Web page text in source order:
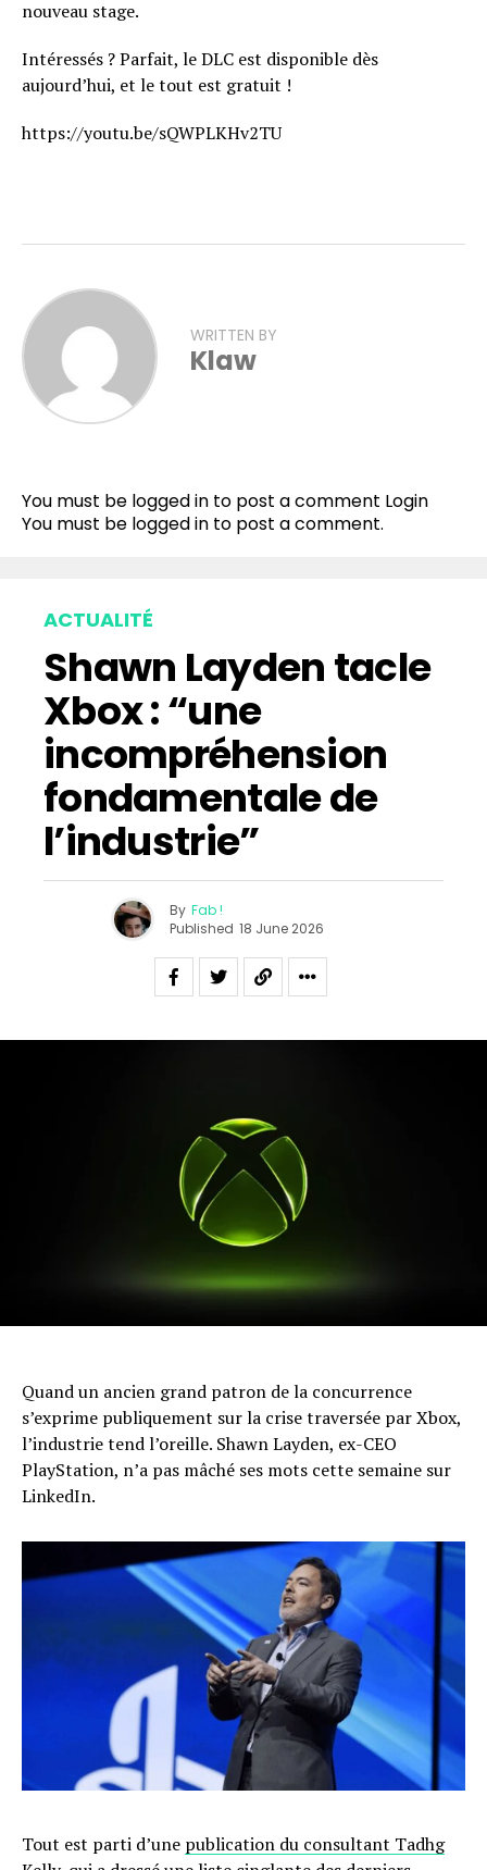
nouveau stage.
Intéressés ? Parfait, le DLC est disponible dès
aujourd’hui, et le tout est gratuit !
https://youtu.be/sQWPLKHv2TU
WRITTEN BY
Klaw
You must be logged in to post a comment Login
You must be logged in to post a comment.
ACTUALITÉ
Shawn Layden tacle
Xbox : “une
incompréhension
fondamentale de
l’industrie”
By Fab !
Published 18 June 2026
Quand un ancien grand patron de la concurrence
s’exprime publiquement sur la crise traversée par Xbox,
l’industrie tend l’oreille. Shawn Layden, ex-CEO
PlayStation, n’a pas mâché ses mots cette semaine sur
LinkedIn.
Tout est parti d’une publication du consultant Tadhg